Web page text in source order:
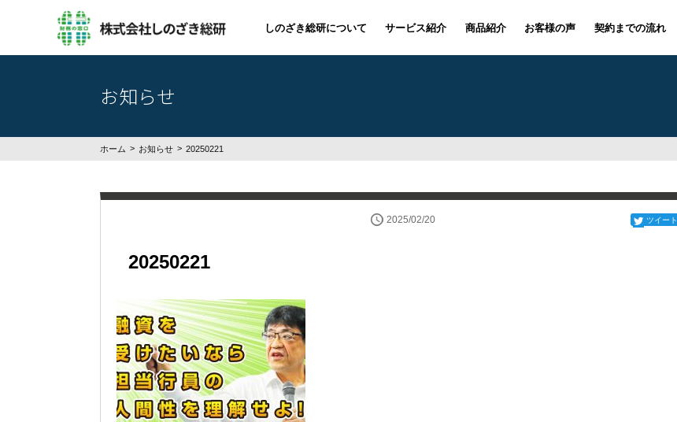
しのざき総研について サービス紹介 商品紹介 お客様の声 契約までの流れ
お知らせ
ホーム お知らせ 20250221
2025/02/20 ツイート
20250221